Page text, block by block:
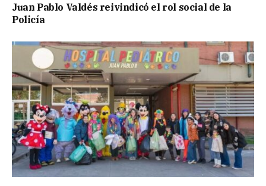
Juan Pablo Valdés reivindicó el rol social de la
Policía